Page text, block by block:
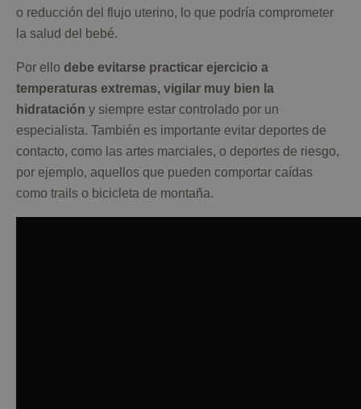
o reducción del flujo uterino, lo que podría comprometer
la salud del bebé.
Por ello debe evitarse practicar ejercicio a
temperaturas extremas, vigilar muy bien la
hidratación y siempre estar controlado por un
especialista. También es importante evitar deportes de
contacto, como las artes marciales, o deportes de riesgo,
por ejemplo, aquellos que pueden comportar caídas
como trails o bicicleta de montaña.